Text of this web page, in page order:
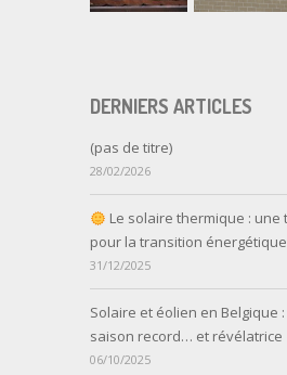
DERNIERS ARTICLES
(pas de titre)
28/02/2026
Le solaire thermique : une
pour la transition énergétique
31/12/2025
Solaire et éolien en Belgique :
saison record… et révélatrice
06/10/2025